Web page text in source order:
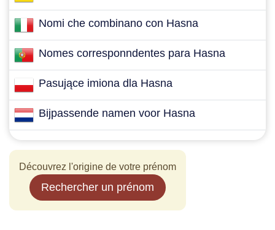
Nomi che combinano con Hasna
Nomes corresponndentes para Hasna
Pasujące imiona dla Hasna
Bijpassende namen voor Hasna
Découvrez l'origine de votre prénom
Rechercher un prénom